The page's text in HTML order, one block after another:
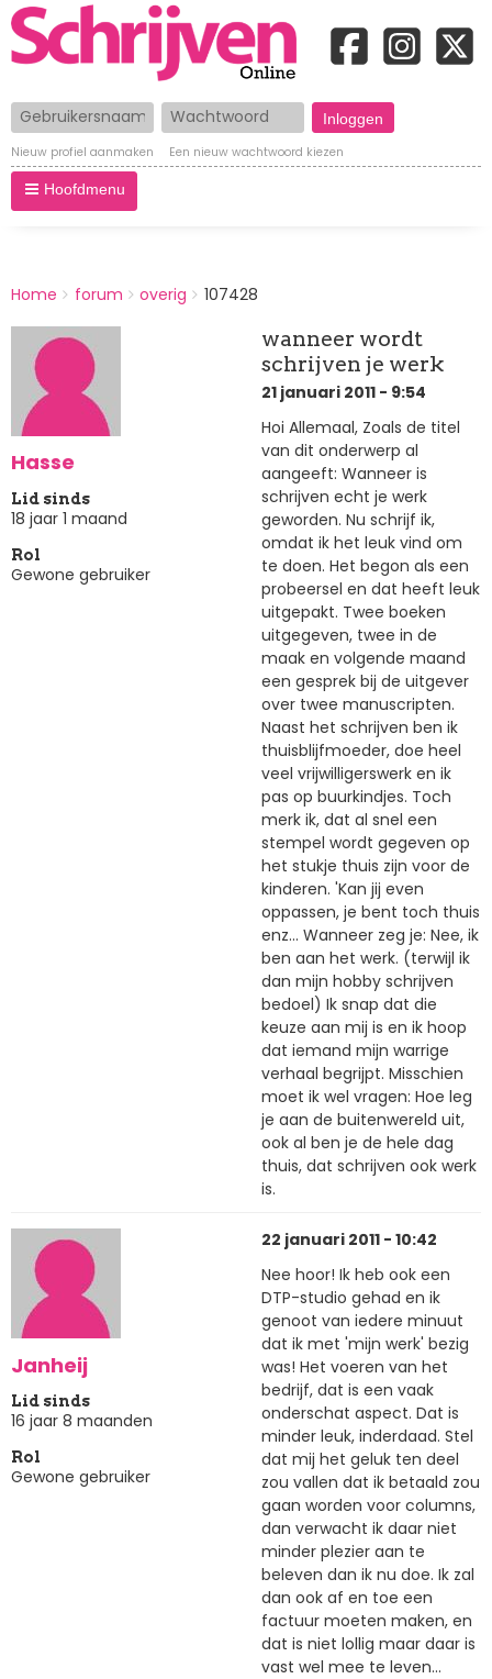
Gebruikersnaam Wachtwoord
Nieuw profiel aanmaken Een nieuw wachtwoord kiezen
Hoofdmenu
BREADCRUMBS
You
here:
Home forum overig 107428
Hasse
Lid sinds
18 jaar 1 maand
Rol
Gewone gebruiker
wanneer wordt
schrijven je werk
21 januari 2011 - 9:54
Hoi Allemaal, Zoals de titel
van dit onderwerp al
aangeeft: Wanneer is
schrijven echt je werk
geworden. Nu schrijf ik,
omdat ik het leuk vind om
te doen. Het begon als een
probeersel en dat heeft leuk
uitgepakt. Twee boeken
uitgegeven, twee in de
maak en volgende maand
een gesprek bij de uitgever
over twee manuscripten.
Naast het schrijven ben ik
thuisblijfmoeder, doe heel
veel vrijwilligerswerk en ik
pas op buurkindjes. Toch
merk ik, dat al snel een
stempel wordt gegeven op
het stukje thuis zijn voor de
kinderen. 'Kan jij even
oppassen, je bent toch thuis
enz... Wanneer zeg je: Nee, ik
ben aan het werk. (terwijl ik
dan mijn hobby schrijven
bedoel) Ik snap dat die
keuze aan mij is en ik hoop
dat iemand mijn warrige
verhaal begrijpt. Misschien
moet ik wel vragen: Hoe leg
je aan de buitenwereld uit,
ook al ben je de hele dag
thuis, dat schrijven ook werk
is.
Janheij
Lid sinds
16 jaar 8 maanden
Rol
Gewone gebruiker
22 januari 2011 - 10:42
Nee hoor! Ik heb ook een
DTP-studio gehad en ik
genoot van iedere minuut
dat ik met 'mijn werk' bezig
was! Het voeren van het
bedrijf, dat is een vaak
onderschat aspect. Dat is
minder leuk, inderdaad. Stel
dat mij het geluk ten deel
zou vallen dat ik betaald zou
gaan worden voor columns,
dan verwacht ik daar niet
minder plezier aan te
beleven dan ik nu doe. Ik zal
dan ook af en toe een
factuur moeten maken, en
dat is niet lollig maar daar is
vast wel mee te leven...